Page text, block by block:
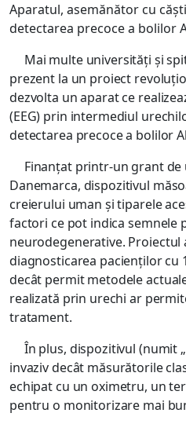
Aparatul, asemănător cu
detectarea precoce a bolilor
Mai multe universităţi și
prezent la un proiect
dezvolta un aparat ce
(EEG) prin intermediul
detectarea precoce a bolilor
Finanţat printr-un grant
Danemarca, dispozitivul
creierului uman și tiparele
factori ce pot indica semnele
neurodegenerative. Proiectul
diagnosticarea pacienţilor cu
decât permit metodele
realizată prin urechi ar
tratament.
În plus, dispozitivul (numit
invaziv decât măsurătorile
echipat cu un oximetru, un
pentru o monitorizare mai